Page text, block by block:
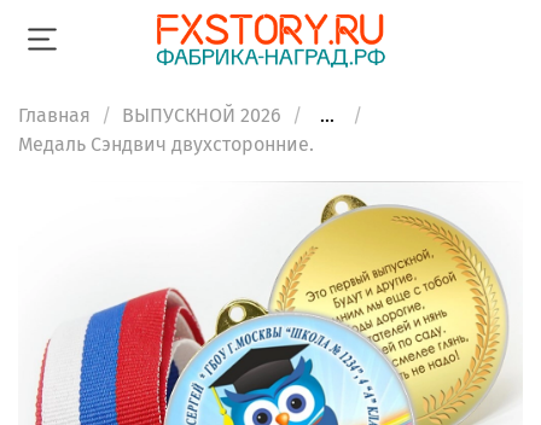
Главная ВЫПУСКНОЙ 2026
...
Медаль Сэндвич двухсторонние.